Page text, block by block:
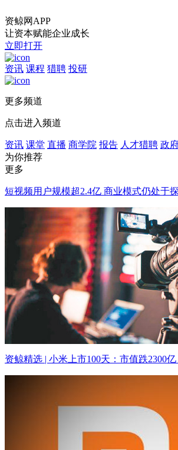
资鲸网APP
让资本赋能企业成长
立即打开
资讯 课程 猎聘 投研
更多频道
点击进入频道
资讯 课堂 直播 商学院 报告 人才猎聘 政
为你推荐
更多
短视频用户规模超2.4亿 商业模式仍处于
资鲸精选 | 小米上市100天：市值跌2300